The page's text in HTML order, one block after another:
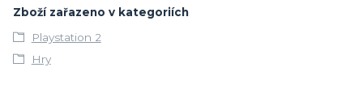
Zboží zařazeno v kategoriích
Playstation 2
Hry